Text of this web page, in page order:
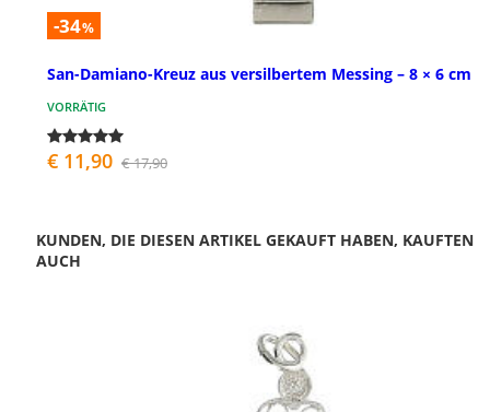
-34%
San-Damiano-Kreuz aus versilbertem Messing – 8 × 6 cm
VORRÄTIG
€ 11,90 € 17,90
KUNDEN, DIE DIESEN ARTIKEL GEKAUFT HABEN, KAUFTEN
AUCH